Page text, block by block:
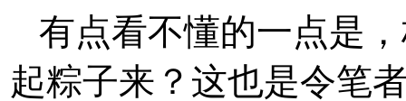
有点看不懂的一点是
起粽子来？这也是令笔